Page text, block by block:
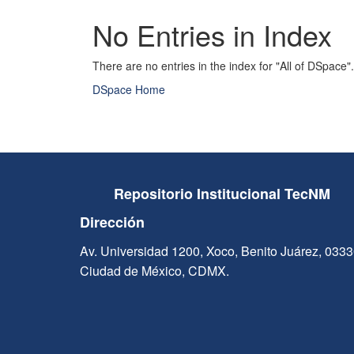
No Entries in Index
There are no entries in the index for "All of DSpace".
DSpace Home
Repositorio Institucional TecNM
Dirección
Av. Universidad 1200, Xoco, Benito Juárez,
Ciudad de México, CDMX.